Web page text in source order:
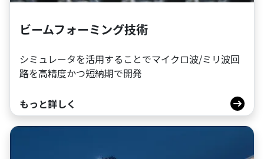
ビームフォーミング技術
シミュレータを活用することでマイクロ波/ミリ波回
路を高精度かつ短納期で開発
もっと詳しく